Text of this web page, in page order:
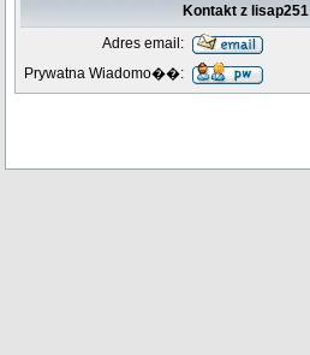
Kontakt z lisap251
Adres email:
Prywatna Wiadomo��: